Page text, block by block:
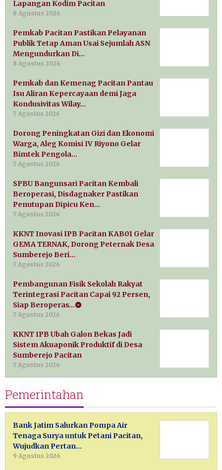
Lapangan Kodim Pacitan
8 Agustus 2026
Pemkab Pacitan Pastikan Pelayanan
Publik Tetap Aman Usai Sejumlah ASN
Mengundurkan Di…
8 Agustus 2026
Pemkab dan Kemenag Pacitan Pantau
Isu Aliran Kepercayaan demi Jaga
Kondusivitas Wilay…
7 Agustus 2026
Dorong Peningkatan Gizi dan Ekonomi
Warga, Aleg Komisi IV Riyono Gelar
Bimtek Pengola…
7 Agustus 2026
SPBU Bangunsari Pacitan Kembali
Beroperasi, Disdagnaker Pastikan
Penutupan Dipicu Ken…
7 Agustus 2026
KKNT Inovasi IPB Pacitan KAB01 Gelar
GEMA TERNAK, Dorong Peternak Desa
Sumberejo Beri…
7 Agustus 2026
Pembangunan Fisik Sekolah Rakyat
Terintegrasi Pacitan Capai 92 Persen,
Siap Beroperas…
7 Agustus 2026
KKNT IPB Ubah Galon Bekas Jadi
Sistem Akuaponik Produktif di Desa
Sumberejo Pacitan
7 Agustus 2026
Pemerintahan
Bank Jatim Salurkan Pompa Air
Tenaga Surya untuk Petani Pacitan,
Wujudkan Pertan…
9 Agustus 2026